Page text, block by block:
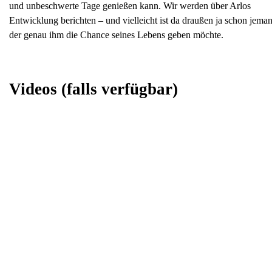
und unbeschwerte Tage genießen kann. Wir werden über Arlos
Entwicklung berichten – und vielleicht ist da draußen ja schon
der genau ihm die Chance seines Lebens geben möchte.
Videos (falls verfügbar)